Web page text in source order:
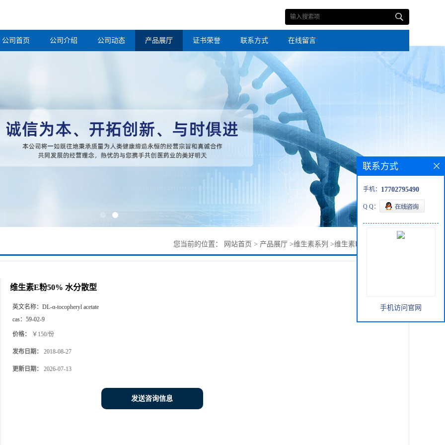
公司首页 公司介绍 公司动态 产品展厅 证书荣誉 联系方式 在线留言
您当前的位置： 网站首页 > 产品展厅 >维生素系列 >维生素E粉50% 水分散型
维生素E粉50% 水分散型
英文名称： DL-α-tocopheryl acetate
cas： 59-02-9
价格： ￥150/份
发布日期： 2018-08-27
更新日期： 2026-07-13
发送咨询信息
联系方式
手机： 17702795490
Q Q：
手机访问官网